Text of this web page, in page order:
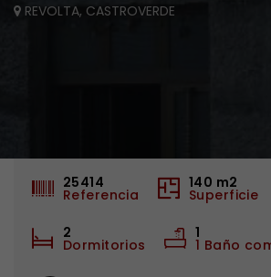
REVOLTA, CASTROVERDE
25414
Referencia
140 m2
Superficie
2
Dormitorios
1
1 Baño